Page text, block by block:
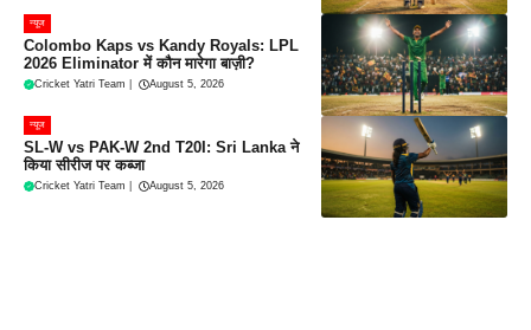
न्यूज
Colombo Kaps vs Kandy Royals: LPL
2026 Eliminator में कौन मारेगा बाज़ी?
Cricket Yatri Team August 5, 2026
न्यूज
SL-W vs PAK-W 2nd T20I: Sri Lanka ने
किया सीरीज पर कब्जा
Cricket Yatri Team August 5, 2026